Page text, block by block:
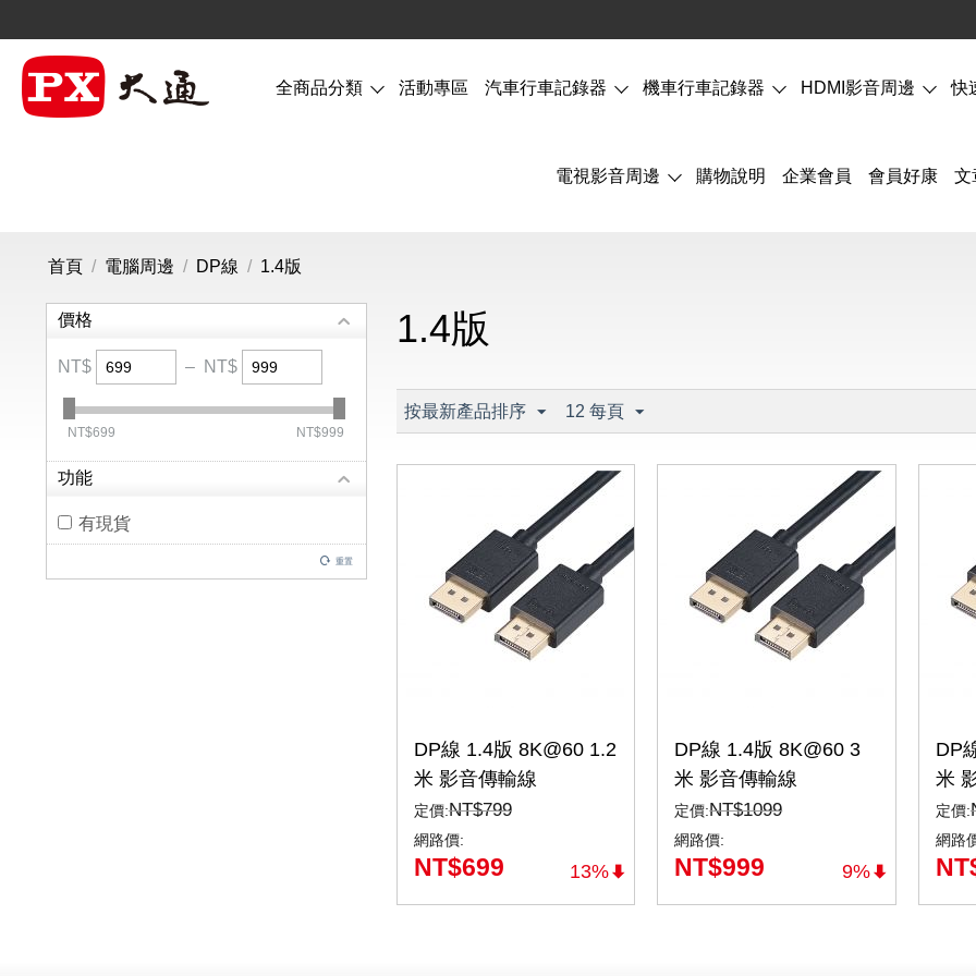
全商品分類 活動專區 汽車行車記錄器 機車行車記錄器 HDMI影音周邊 快
電視影音周邊 購物說明 企業會員 會員好康 文
首頁 / 電腦周邊 / DP線 / 1.4版
價格
NT$ – NT$
‎NT$699 ‎NT$999
功能
有現貨
重置
1.4版
按最新產品排序 12 每頁
13%
DP線 1.4版 8K@60 1.2
米 影音傳輸線
DisplayPort（DP-
1.2MX)
定價:NT$799
網路價:
NT$699 9%
DP線 1.4版 8K@60 3
米 影音傳輸線
DisplayPort（DP-3MX)
定價:NT$1099
網路價:
NT$999
DP
米
定價:
網路